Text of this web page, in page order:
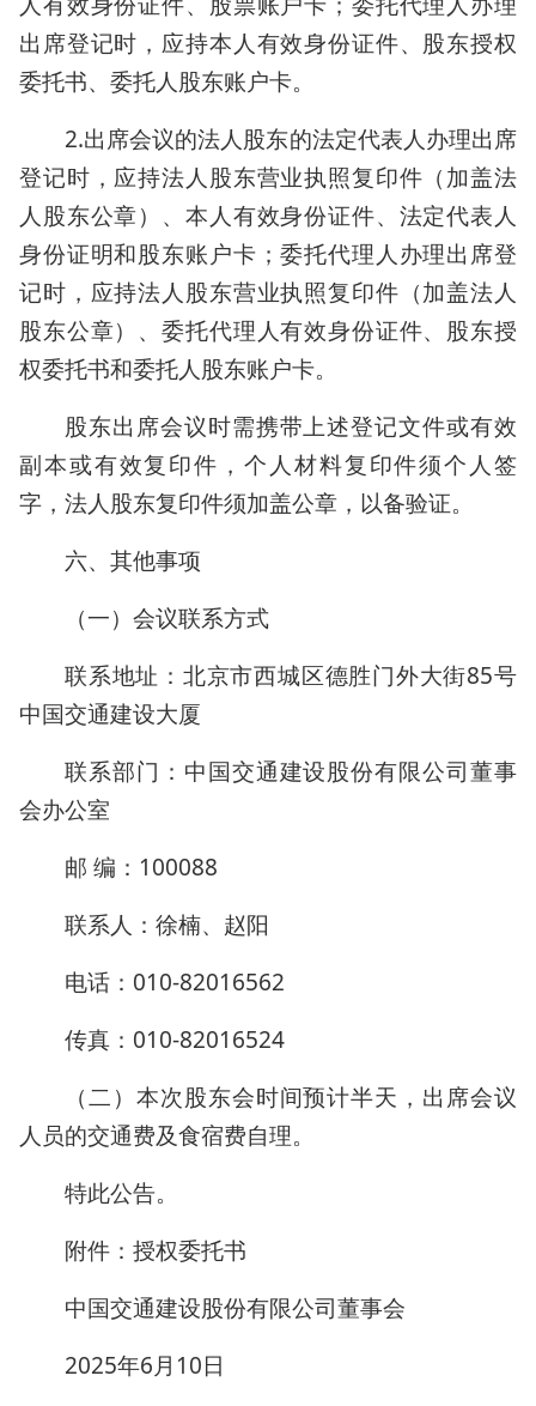
出席登记时，应持本人有效身份证件、股东授权
委托书、委托人股东账户卡。
2.出席会议的法人股东的法定代表人办理出席
登记时，应持法人股东营业执照复印件（加盖法
人股东公章）、本人有效身份证件、法定代表人
身份证明和股东账户卡；委托代理人办理出席登
记时，应持法人股东营业执照复印件（加盖法人
股东公章）、委托代理人有效身份证件、股东授
权委托书和委托人股东账户卡。
股东出席会议时需携带上述登记文件或有效
副本或有效复印件，个人材料复印件须个人签
字，法人股东复印件须加盖公章，以备验证。
六、其他事项
（一）会议联系方式
联系地址：北京市西城区德胜门外大街85号
中国交通建设大厦
联系部门：中国交通建设股份有限公司董事
会办公室
邮 编：100088
联系人：徐楠、赵阳
电话：010-82016562
传真：010-82016524
（二）本次股东会时间预计半天，出席会议
人员的交通费及食宿费自理。
特此公告。
附件：授权委托书
中国交通建设股份有限公司董事会
2025年6月10日